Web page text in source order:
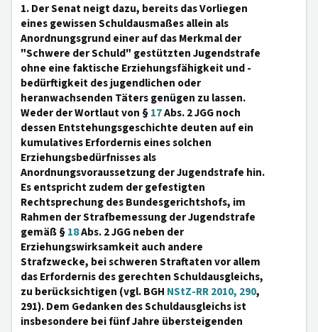
1. Der Senat neigt dazu, bereits das Vorliegen
eines gewissen Schuldausmaßes allein als
Anordnungsgrund einer auf das Merkmal der
"Schwere der Schuld" gestützten Jugendstrafe
ohne eine faktische Erziehungsfähigkeit und -
bedürftigkeit des jugendlichen oder
heranwachsenden Täters genügen zu lassen.
Weder der Wortlaut von §17Abs. 2 JGG noch
dessen Entstehungsgeschichte deuten auf ein
kumulatives Erfordernis eines solchen
Erziehungsbedürfnisses als
Anordnungsvoraussetzung der Jugendstrafe hin.
Es entspricht zudem der gefestigten
Rechtsprechung des Bundesgerichtshofs, im
Rahmen der Strafbemessung der Jugendstrafe
gemäß §18Abs. 2 JGG neben der
Erziehungswirksamkeit auch andere
Strafzwecke, bei schweren Straftaten vor allem
das Erfordernis des gerechten Schuldausgleichs,
zu berücksichtigen (vgl. BGH NStZ-RR 2010, 290,
291). Dem Gedanken des Schuldausgleichs ist
insbesondere bei fünf Jahre übersteigenden